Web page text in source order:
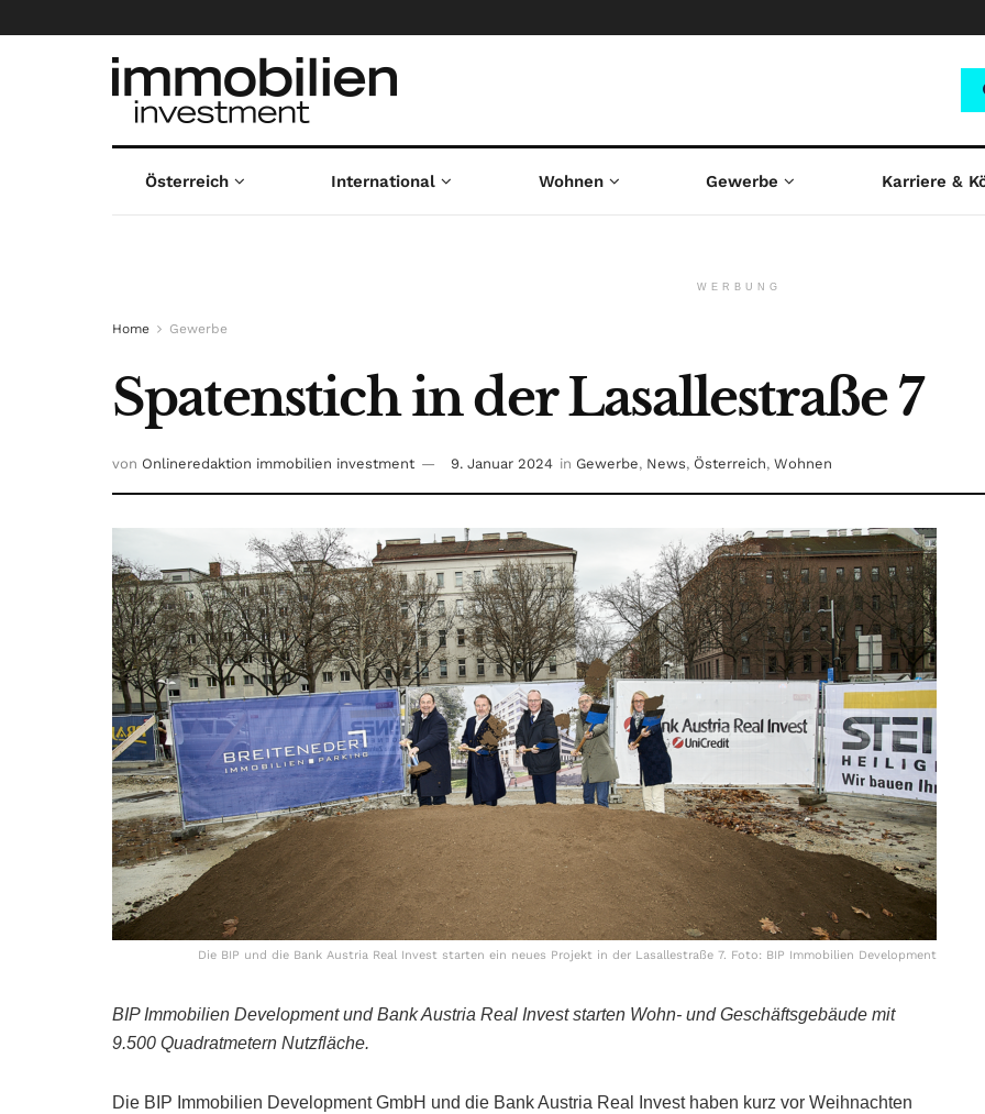
Österreich International Wohnen Gewerbe Karriere &
WERBUNG
Home Gewerbe
Spatenstich in der Lasallestraße 7
von Onlineredaktion immobilien investment 9. Januar 2024 in Gewerbe, News, Österreich, Wohnen
Die BIP und die Bank Austria Real Invest starten ein neues Projekt in der Lasallestraße 7. Foto: BIP Immobilien Development
BIP Immobilien Development und Bank Austria Real Invest starten Wohn- und Geschäftsgebäude mit
9.500 Quadratmetern Nutzfläche.
Die BIP Immobilien Development GmbH und die Bank Austria Real Invest haben kurz vor Weihnachten